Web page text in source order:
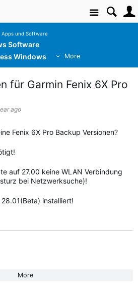
Site
Apps und Software
Software
Windows
More
für Garmin Fenix 6X Pro
ago
Fenix ​​6X Pro Backup Versionen?
auf 27.00 keine WLAN Verbindung
bei Netzwerksuche)!
installiert!
More